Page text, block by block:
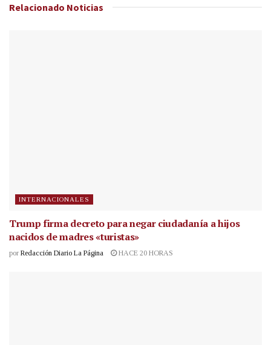
Relacionado Noticias
INTERNACIONALES
Trump firma decreto para negar ciudadanía a hijos
nacidos de madres «turistas»
por Redacción Diario La Página HACE 20 HORAS